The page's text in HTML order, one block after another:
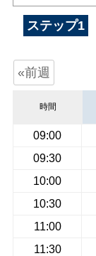
ステップ1
«前週
時間
09:00
09:30
10:00
10:30
11:00
11:30